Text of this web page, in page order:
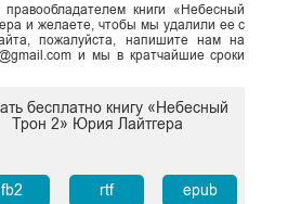
книги «Небесный
и желаете, чтобы мы удалили ее с
пожалуйста, напишите нам на
и мы в кратчайшие сроки
бесплатно книгу «Небесный
Трон 2» Юрия Лайтгера
fb2 rtf epub